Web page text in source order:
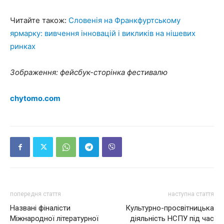
Читайте також: Словенія на Франкфуртському
ярмарку: вивчення інновацій і викликів на нішевих
ринках
Зображення: фейсбук-сторінка фестивалю
chytomo.com
попередня стаття
Названі фіналісти
Міжнародної літературної
наступна стаття
Культурно-просвітницька
діяльність НСПУ під час